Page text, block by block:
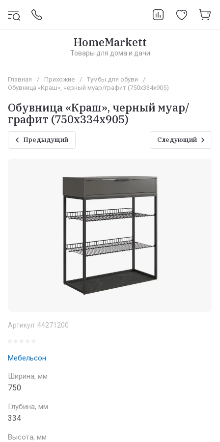
HomeMarkett
Товары для дома и дачи
Главная / Прихожие / Тумбы для обуви
/
Обувница «Краш», черный муар/графит (750х334х905)
Обувница «Краш», черный муар/
графит (750х334х905)
Предыдущий Следующий
Артикул: 44271200
Мебельсон
Ширина, мм
750
Глубина, мм
334
Высота, мм